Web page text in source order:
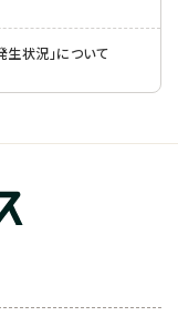
状況」について